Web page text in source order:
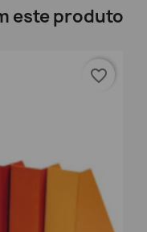
este produto
favorite_border